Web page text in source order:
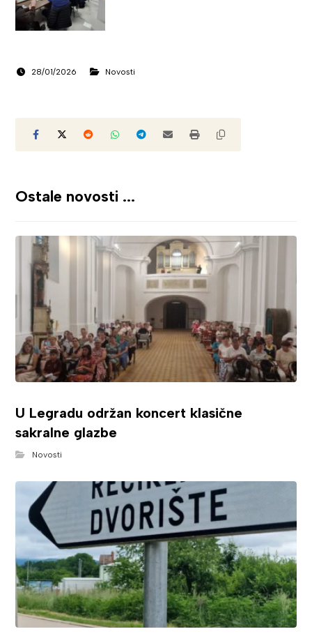
28/01/2026 Novosti
Ostale novosti ...
U Legradu održan koncert klasične
sakralne glazbe
Novosti